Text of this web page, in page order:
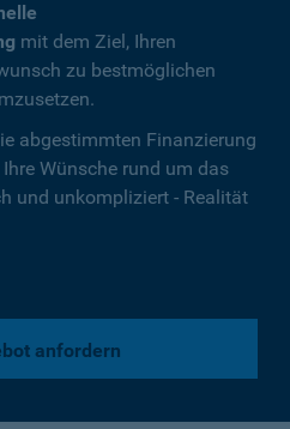
mit dem Ziel, Ihren
zu bestmöglichen
abgestimmten Finanzierung
Wünsche rund um das
und unkompliziert - Realität
anfordern